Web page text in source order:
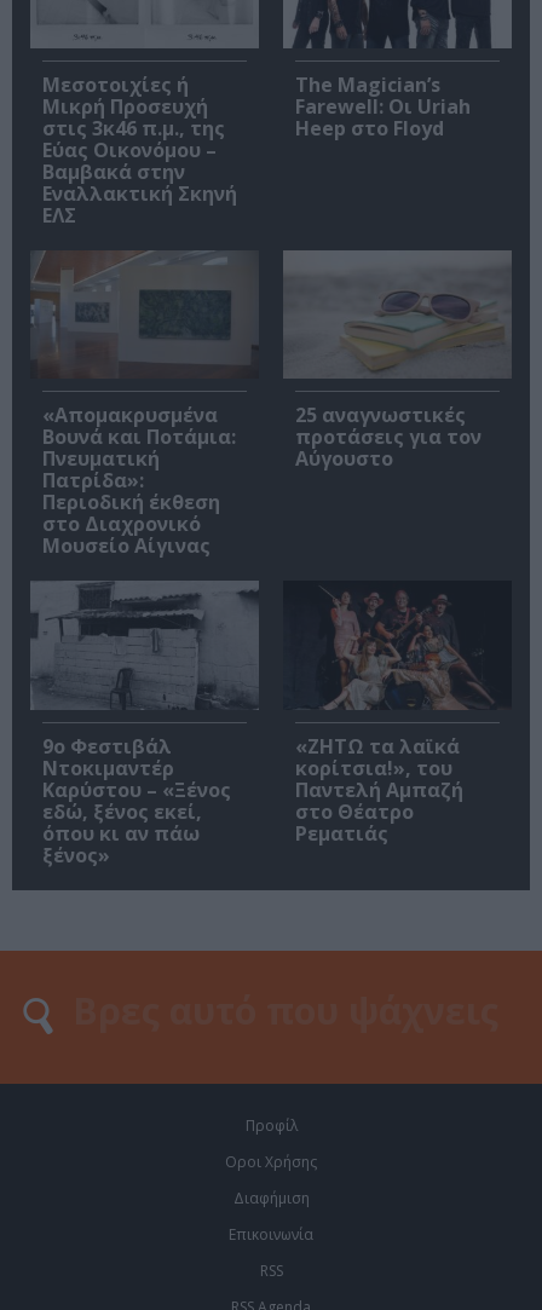
Μεσοτοιχίες ή
Μικρή Προσευχή
στις 3κ46 π.μ., της
Εύας Οικονόμου –
Βαμβακά στην
Εναλλακτική Σκηνή
ΕΛΣ
The Magician’s
Farewell: Οι Uriah
Heep στο Floyd
«Απομακρυσμένα
Βουνά και Ποτάμια:
Πνευματική
Πατρίδα»:
Περιοδική έκθεση
στο Διαχρονικό
Μουσείο Αίγινας
25 αναγνωστικές
προτάσεις για τον
Αύγουστο
9ο Φεστιβάλ
Ντοκιμαντέρ
Καρύστου – «Ξένος
εδώ, ξένος εκεί,
όπου κι αν πάω
ξένος»
«ΖΗΤΩ τα λαϊκά
κορίτσια!», του
Παντελή Αμπαζή
στο Θέατρο
Ρεματιάς
Προφίλ
Οροι Χρήσης
Διαφήμιση
Επικοινωνία
RSS